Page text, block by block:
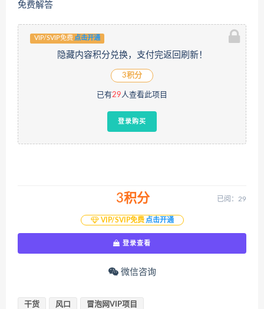
免费解答
VIP/SVIP免费 点击开通
隐藏内容积分兑换，支付完返回刷新！
3积分
已有29人查看此项目
登录购买
3积分
VIP/SVIP免费 点击开通
已阅：29
登录查看
微信咨询
干货 风口 冒泡网VIP项目